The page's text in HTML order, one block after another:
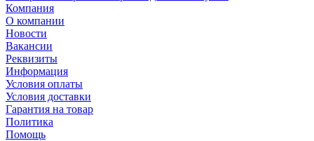
Компания
О компании
Новости
Вакансии
Реквизиты
Информация
Условия оплаты
Условия доставки
Гарантия на товар
Политика
Помощь